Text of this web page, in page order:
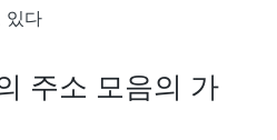
있다
주소 모음의 가